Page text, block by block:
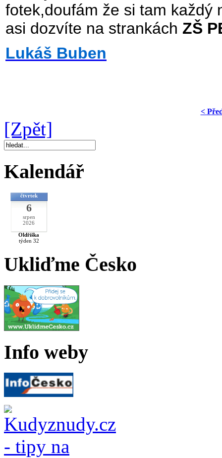
fotek,doufám že si tam
asi dozvíte na strankách ZŠ
Lukáš Buben
<
[Zpět]
Kalendář
čtvrtek
6
srpen
2026
Oldřiška
týden 32
Ukliďme Česko
Info weby